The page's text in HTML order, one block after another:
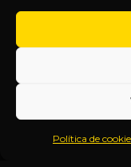
Política de
Inteligencia
Anticipándonos